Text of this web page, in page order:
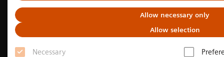
Allow necessary only
Allow selection
Necessary